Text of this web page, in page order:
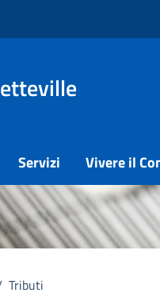
Servizi Vivere il
Tributi